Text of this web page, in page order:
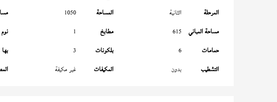
المرحلة
الثانية المساحة 1050
مساحة المباني
615 مطابخ 1 نوم
حمامات
6 بلكونات 3
التشطيب
بدون المكيفات غير مكيفة